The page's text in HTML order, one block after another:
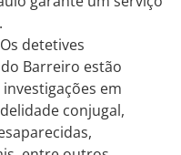
Os detetives
Barreiro estão
em
conjugal,